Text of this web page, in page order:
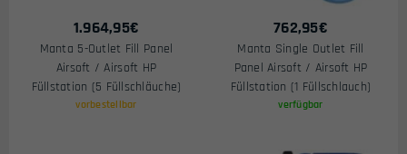
1.964,95€
Manta 5-Outlet Fill Panel
Airsoft / Airsoft HP
Füllstation (5 Füllschläuche)
vorbestellbar
762,95€
Manta Single Outlet Fill
Panel Airsoft / Airsoft HP
Füllstation (1 Füllschlauch)
verfügbar